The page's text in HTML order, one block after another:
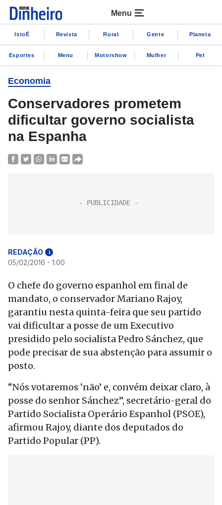
Menu
IstoÉ Revista Rural Gente Planeta
Esportes Menu Motorshow Mulher Pet
Economia
Conservadores prometem
dificultar governo socialista
na Espanha
REDAÇÃO i
05/02/2016 - 1:00
O chefe do governo espanhol em final de
mandato, o conservador Mariano Rajoy,
garantiu nesta quinta-feira que seu partido
vai dificultar a posse de um Executivo
presidido pelo socialista Pedro Sánchez, que
pode precisar de sua abstenção para assumir o
posto.
“Nós votaremos ‘não’ e, convém deixar claro, à
posse do senhor Sánchez”, secretário-geral do
Partido Socialista Operário Espanhol (PSOE),
afirmou Rajoy, diante dos deputados do
Partido Popular (PP).